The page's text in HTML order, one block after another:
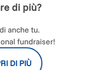
15.000 euro che
del tetto della Chiesa di
di più?
anche tu.
fundraiser!
DI PIÙ